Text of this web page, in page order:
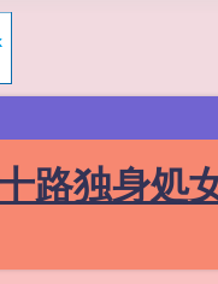
路独身処